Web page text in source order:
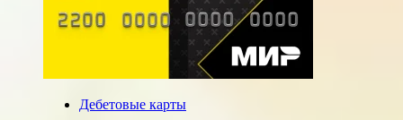
Дебетовые карты